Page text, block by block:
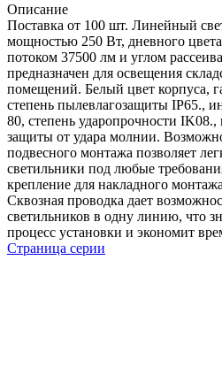
Описание
Поставка от 100 шт. Линейный
мощностью 250 Вт, дневного
потоком 37500 лм и углом
предназначен для освещения
помещений. Белый цвет корпуса,
степень пылевлагозащиты IP65.,
80, степень ударопрочности
защиты от удара молнии.
подвесного монтажа позволяет
светильники под любые
крепление для накладного
Сквозная проводка дает
светильников в одну линию, что
процесс установки и экономит
Страница серии